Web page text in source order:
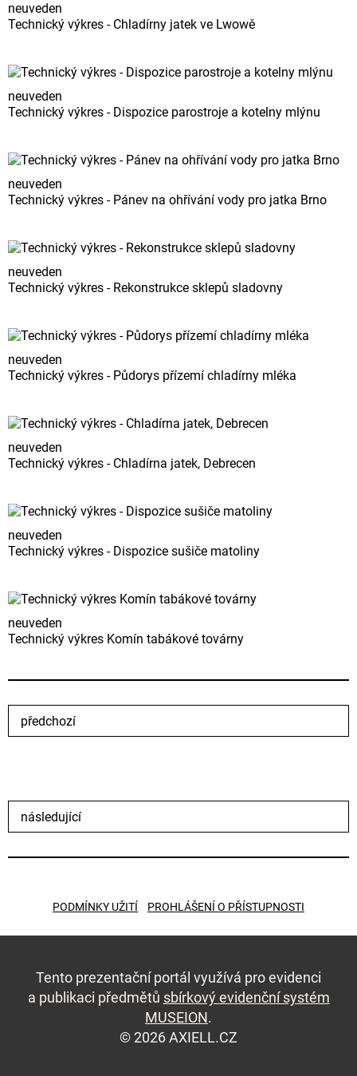
neuveden
Technický výkres - Chladírny jatek ve Lwowě
neuveden
Technický výkres - Dispozice parostroje a kotelny mlýnu
neuveden
Technický výkres - Pánev na ohřívání vody pro jatka Brno
neuveden
Technický výkres - Rekonstrukce sklepů sladovny
neuveden
Technický výkres - Půdorys přízemí chladírny mléka
neuveden
Technický výkres - Chladírna jatek, Debrecen
neuveden
Technický výkres - Dispozice sušiče matoliny
neuveden
Technický výkres Komín tabákové továrny
předchozí
následující
PODMÍNKY UŽITÍ PROHLÁŠENÍ O PŘÍSTUPNOSTI
Tento prezentační portál využívá pro evidenci
a publikaci předmětů sbírkový evidenční systém
MUSEION.
© 2026 AXIELL.CZ